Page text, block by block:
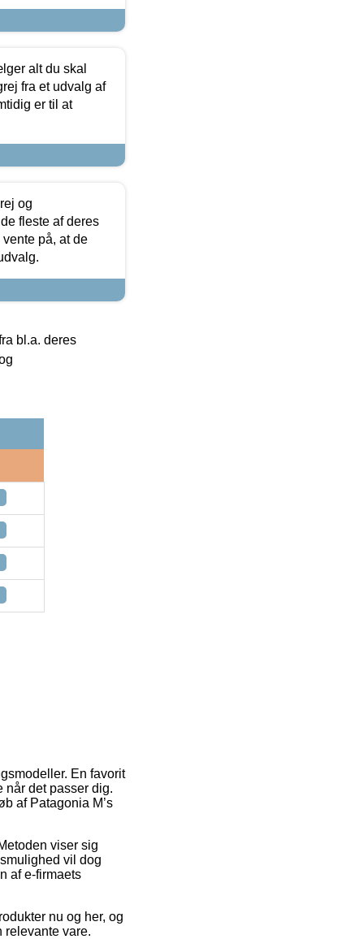
alt du skal
fra et udvalg af
er til at
og
fleste af deres
på, at de
bl.a. deres
En favorit
når det passer dig.
af Patagonia M’s
viser sig
vil dog
af e-firmaets
nu og her, og
relevante vare.